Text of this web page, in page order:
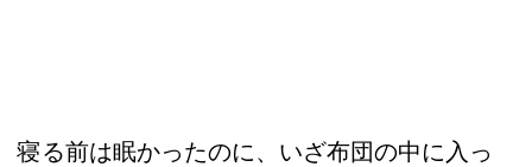
寝る前は眠かったのに、いざ布団の中に入っ